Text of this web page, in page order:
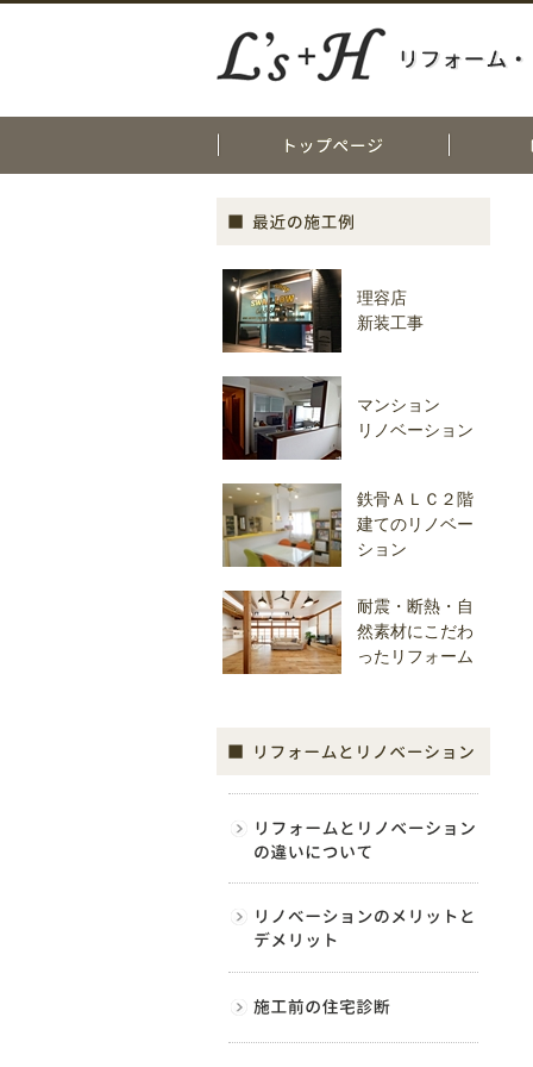
理容店
新装工事
マンション
リノベーション
鉄骨ＡＬＣ２階
建てのリノベー
ション
耐震・断熱・自
然素材にこだわ
ったリフォーム